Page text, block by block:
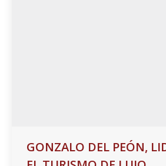
GONZALO DEL PEÓN,